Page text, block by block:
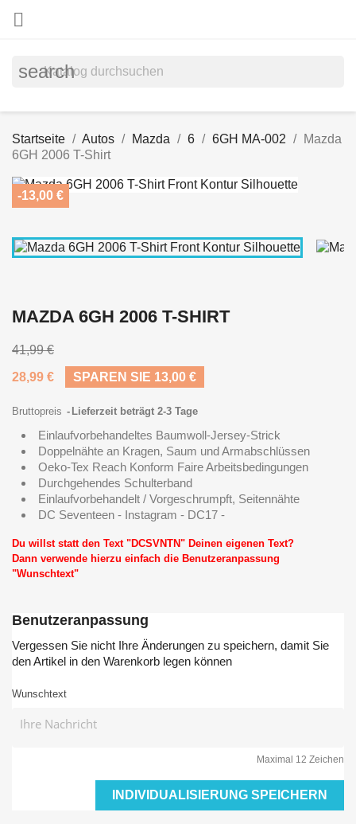

search
Startseite Autos Mazda 6 6GH MA-002
Mazda
6GH 2006 T-Shirt
-13,00 €
MAZDA 6GH 2006 T-SHIRT
41,99 €
28,99 €
SPAREN SIE 13,00 €
Bruttopreis Lieferzeit beträgt 2-3 Tage
Einlaufvorbehandeltes Baumwoll-Jersey-Strick
Doppelnähte an Kragen, Saum und Armabschlüssen
Oeko-Tex Reach Konform Faire Arbeitsbedingungen
Durchgehendes Schulterband
Einlaufvorbehandelt / Vorgeschrumpft, Seitennähte
DC Seventeen - Instagram - DC17 -
Du willst statt den Text "DCSVNTN" Deinen eigenen Text?
Dann verwende hierzu einfach die Benutzeranpassung
"Wunschtext"
Benutzeranpassung
Vergessen Sie nicht Ihre Änderungen zu speichern, damit Sie
den Artikel in den Warenkorb legen können
Wunschtext
Maximal 12 Zeichen
INDIVIDUALISIERUNG SPEICHERN